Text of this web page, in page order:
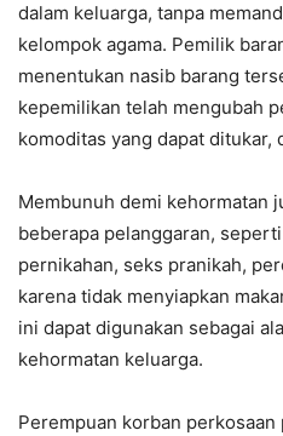
dalam keluarga, tanpa
kelompok agama. Pemilik
menentukan nasib barang
kepemilikan telah mengubah
komoditas yang dapat ditukar,
Membunuh demi kehormatan
beberapa pelanggaran,
pernikahan, seks pranikah,
karena tidak menyiapkan
ini dapat digunakan sebagai
kehormatan keluarga.
Perempuan korban